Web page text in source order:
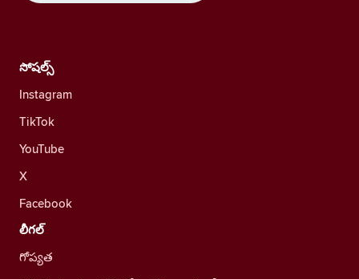
సోషల్స్
Instagram
TikTok
YouTube
X
Facebook
లీగల్
గోప్యత